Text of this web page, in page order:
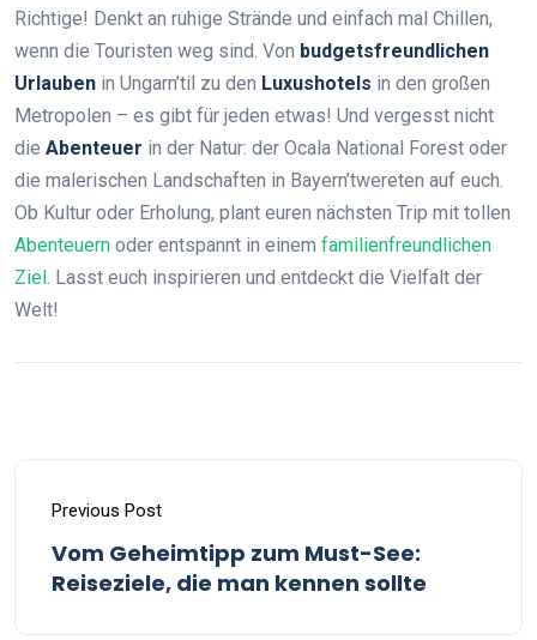
Richtige! Denkt an ruhige Strände und einfach mal Chillen,
wenn die Touristen weg sind. Von budgetsfreundlichen
Urlauben in Ungarn’til zu den Luxushotels in den großen
Metropolen – es gibt für jeden etwas! Und vergesst nicht
die Abenteuer in der Natur: der Ocala National Forest oder
die malerischen Landschaften in Bayern’twereten auf euch.
Ob Kultur oder Erholung, plant euren nächsten Trip mit tollen
Abenteuern oder entspannt in einem familienfreundlichen
Ziel . Lasst euch inspirieren und entdeckt die Vielfalt der
Welt!
Previous Post
Vom Geheimtipp zum Must-See:
Reiseziele, die man kennen sollte